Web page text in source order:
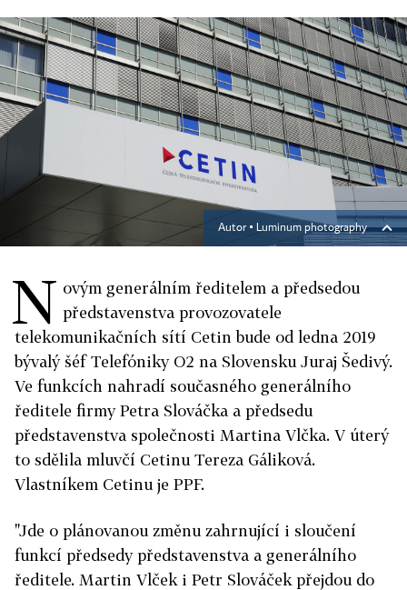
Autor ▪ Luminum photography
N ovým generálním ředitelem a předsedou
představenstva provozovatele
telekomunikačních sítí Cetin bude od ledna 2019
bývalý šéf Telefóniky O2 na Slovensku Juraj Šedivý.
Ve funkcích nahradí současného generálního
ředitele firmy Petra Slováčka a předsedu
představenstva společnosti Martina Vlčka. V úterý
to sdělila mluvčí Cetinu Tereza Gáliková.
Vlastníkem Cetinu je PPF.
"Jde o plánovanou změnu zahrnující i sloučení
funkcí předsedy představenstva a generálního
ředitele. Martin Vlček i Petr Slováček přejdou do